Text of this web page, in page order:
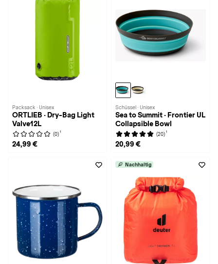
Packsack · Unisex
ORTLIEB · Dry-Bag Light
Valve12L
(0) 1
24,99 €
Schüssel · Unisex
Sea to Summit · Frontier UL
Collapsible Bowl
(20) 1
20,99 €
Nachhaltig